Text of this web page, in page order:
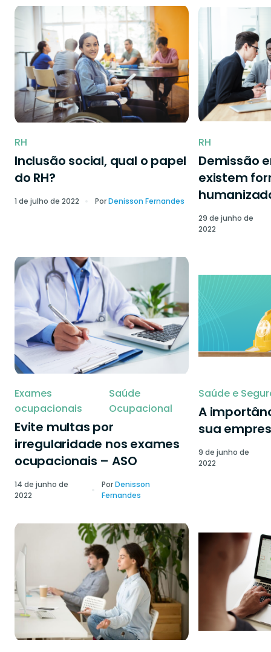
RH
Inclusão social, qual o papel
do RH?
1 de julho de 2022 PorDenisson Fernandes
RH
Demissão
existem
29 de junho de
2022
Exames
ocupacionais
Saúde
Ocupacional
Evite multas por
irregularidade nos exames
ocupacionais – ASO
14 de junho de
2022
PorDenisson
Fernandes
Saúde e
A
sua
9 de junho de
2022